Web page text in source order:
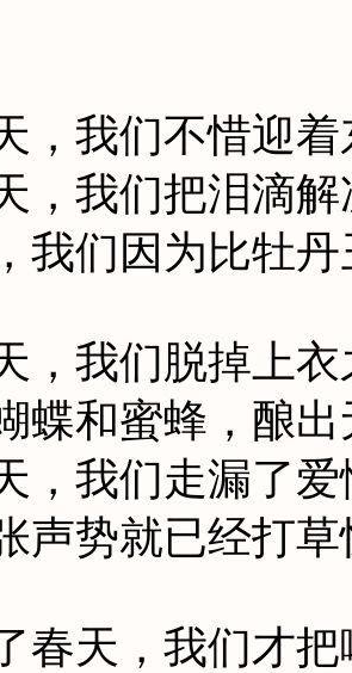
，我们不惜迎
，我们把泪滴
我们因为比牡
，我们脱掉上
蝶和蜜蜂，酿
，我们走漏了
声势就已经打草
春天，我们才